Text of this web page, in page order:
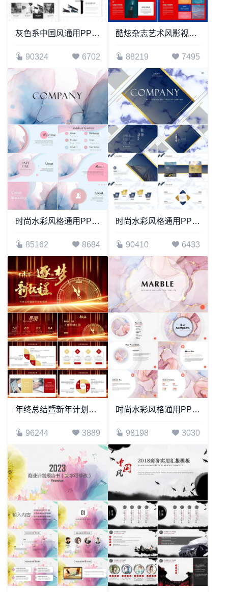
灰色系中国风通用PPT模板
90324 6702
酷炫杂志艺术风影视PPT模板
88219 7495
时尚水彩风格通用PPT模板(93)
85162 8684
时尚水彩风格通用PPT模板(85)
90410 6433
年终总结暨新年计划模板
96244 3889
时尚水彩风格通用PPT模板(92)
98198 3030